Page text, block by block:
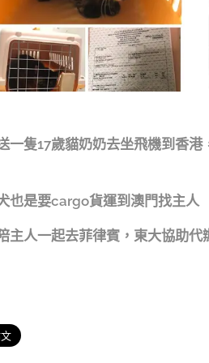
一隻17歲貓奶奶去坐飛機到香
也是要cargo貨運到澳門找主人
主人一起去菲律賓，東大協助